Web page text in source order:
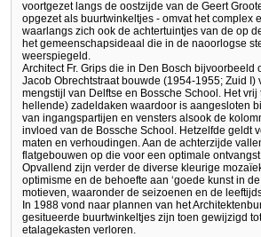
voortgezet langs de oostzijde van de Geert
opgezet als buurtwinkeltjes - omvat het
waarlangs zich ook de achtertuintjes van de op
het gemeenschapsideaal die in de naoorlogse
weerspiegeld.
Architect Fr. Grips die in Den Bosch
Jacob Obrechtstraat bouwde (1954-1955; Zuid
mengstijl van Delftse en Bossche School. Het
hellende) zadeldaken waardoor is aangesloten
van ingangspartijen en vensters alsook de
invloed van de Bossche School. Hetzelfde geldt
maten en verhoudingen. Aan de achterzijde
flatgebouwen op die voor een optimale
Opvallend zijn verder de diverse kleurige
optimisme en de behoefte aan ‘goede kunst in
motieven, waaronder de seizoenen en de
In 1988 vond naar plannen van het
gesitueerde buurtwinkeltjes zijn toen gewijzigd
etalagekasten verloren.